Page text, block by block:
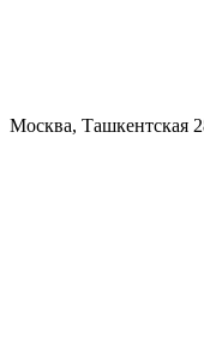
Москва, Ташкентская